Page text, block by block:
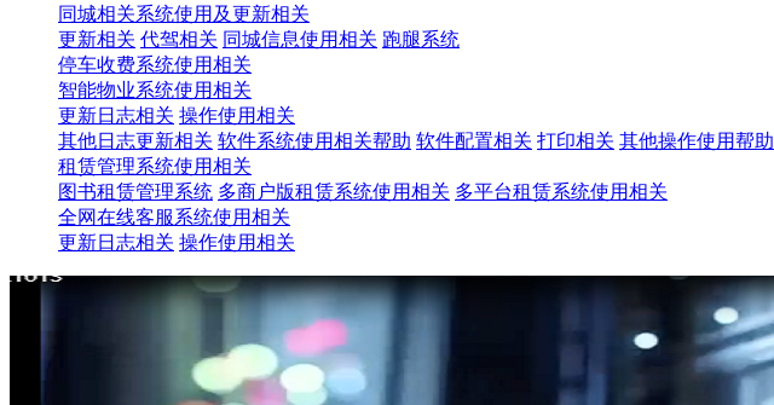
同城相关系统使用及更新相关
更新相关 代驾相关 同城信息使用相关 跑腿系统
停车收费系统使用相关
智能物业系统使用相关
更新日志相关 操作使用相关
其他日志更新相关 软件系统使用相关帮助 软件配置相关 打印相关 其他操作使用帮助
租赁管理系统使用相关
图书租赁管理系统 多商户版租赁系统使用相关 多平台租赁系统使用相关
全网在线客服系统使用相关
更新日志相关 操作使用相关